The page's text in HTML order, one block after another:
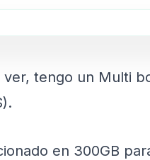
tengo un Multi
en 300GB